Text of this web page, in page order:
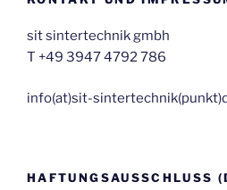
sit sintertechnik gmbh
T +49 3947 4792 786
inf‬o(at)sit-
HAFTUNGSAUSSCHLUSS